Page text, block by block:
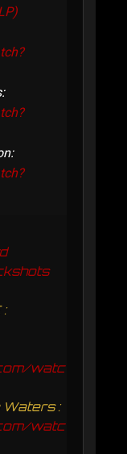
watc
Waters :
watc